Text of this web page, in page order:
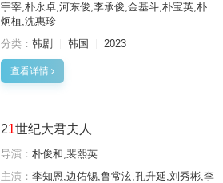
宇宰,朴永卓,河东俊,李承俊,金基斗,朴宝英,朴
炯植,沈惠珍
分类： 韩剧 韩国 2023
查看详情
21世纪大君夫人
导演： 朴俊和,裴熙英
主演： 李知恩,边佑锡,鲁常泫,孔升延,刘秀彬,李